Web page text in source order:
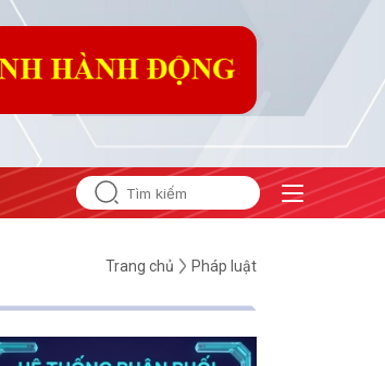
Trang chủ Pháp luật